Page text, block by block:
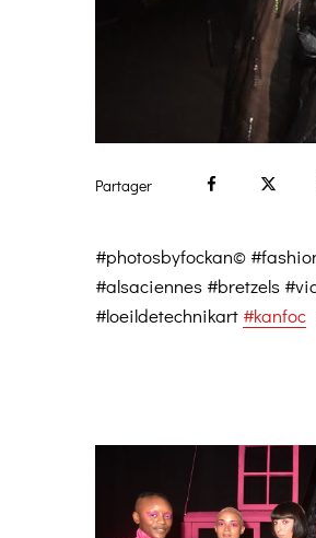
Partager
#photosbyfockan©
#alsaciennes #bretzels
#loeildetechnikart #kanfoc